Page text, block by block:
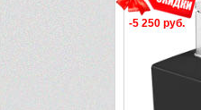
-5 250 руб.